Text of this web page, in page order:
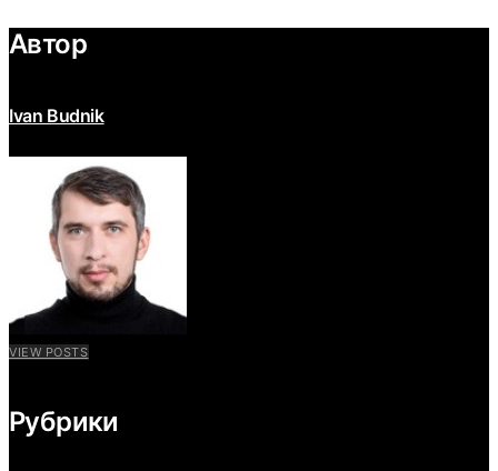
Автор
Ivan Budnik
VIEW POSTS
Рубрики